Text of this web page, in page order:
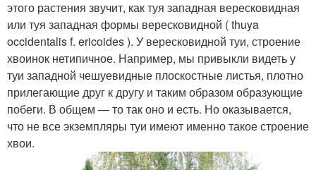
этого растения звучит, как туя западная вересковидная
или туя западная формы вересковидной ( thuya
occidentalis f. ericoides ). У вересковидной туи, строение
хвоинок нетипичное. Например, мы привыкли видеть у
туи западной чешуевидные плоскостные листья, плотно
прилегающие друг к другу и таким образом образующие
побеги. В общем — то так оно и есть. Но оказывается,
что не все экземпляры туи имеют именно такое строение
хвои.